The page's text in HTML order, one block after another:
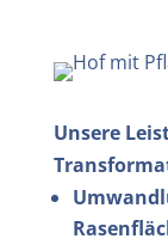
Unsere